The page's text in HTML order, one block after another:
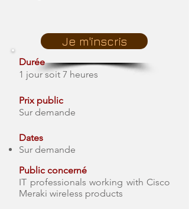
Je m'inscris
Durée
1 jour soit 7 heures
Prix public
Sur demande
Dates
Sur demande
Public concerné
​​IT professionals working with Cisco
Meraki wireless products